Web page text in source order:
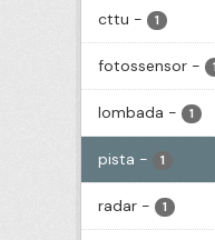
cttu - 1
fotossensor - 1
lombada - 1
pista - 1
radar - 1